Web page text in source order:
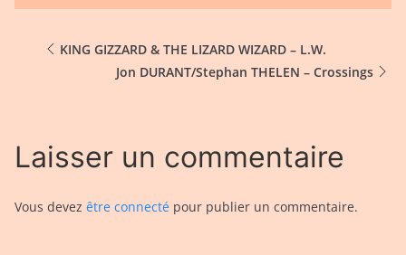
KING GIZZARD & THE LIZARD WIZARD – L.W.
Jon DURANT/Stephan THELEN – Crossings
Laisser un commentaire
Vous devez être connecté pour publier un commentaire.